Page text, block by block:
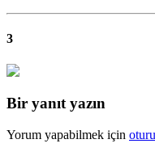
3
Bir yanıt yazın
Yorum yapabilmek için